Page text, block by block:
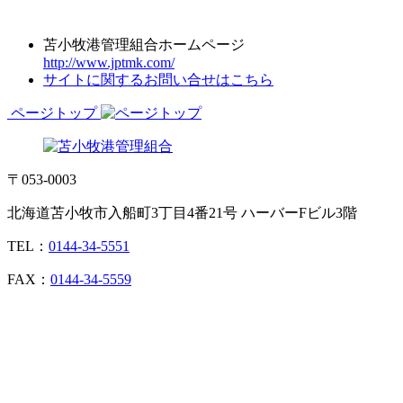
苫小牧港管理組合ホームページ
http://www.jptmk.com/
サイトに関するお問い合せはこちら
ページトップ
〒053-0003
北海道苫小牧市入船町3丁目4番21号 ハーバーFビル3階
TEL： 0144-34-5551
FAX： 0144-34-5559